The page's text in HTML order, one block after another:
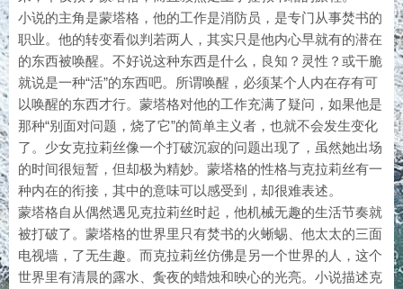
小说的主角是蒙塔格，他的工作是消防员，是专门从事焚书的
职业。他的转变看似判若两人，其实只是他内心早就有的潜在
的东西被唤醒。不好说这种东西是什么，良知？灵性？或干脆
就说是一种“活”的东西吧。所谓唤醒，必须某个人内在存有可
以唤醒的东西才行。蒙塔格对他的工作充满了疑问，如果他是
那种“别面对问题，烧了它”的简单主义者，也就不会发生变化
了。少女克拉莉丝像一个打破沉寂的问题出现了，虽然她出场
的时间很短暂，但却极为精妙。蒙塔格的性格与克拉莉丝有一
种内在的衔接，其中的意味可以感受到，却很难表述。
蒙塔格自从偶然遇见克拉莉丝时起，他机械无趣的生活节奏就
被打破了。蒙塔格的世界里只有焚书的火蜥蜴、他太太的三面
电视墙，了无生趣。而克拉莉丝仿佛是另一个世界的人，这个
世界里有清晨的露水、夤夜的蜡烛和映心的光亮。小说描述克